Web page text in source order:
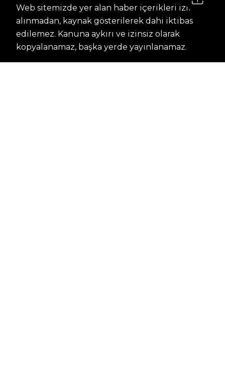
Web sitemizde yer alan haber içerikleri izin
alınmadan, kaynak gösterilerek dahi iktibas
edilemez. Kanuna aykırı ve izinsiz olarak
kopyalanamaz, başka yerde yayınlanamaz.